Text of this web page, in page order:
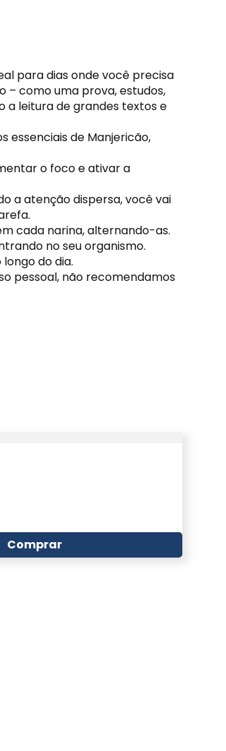
para dias onde você precisa
como uma prova, estudos,
a leitura de grandes textos e
essenciais de Manjericão,
o foco e ativar a
a atenção dispersa, você vai
cada narina, alternando-as.
no seu organismo.
do dia.
pessoal, não recomendamos
Comprar